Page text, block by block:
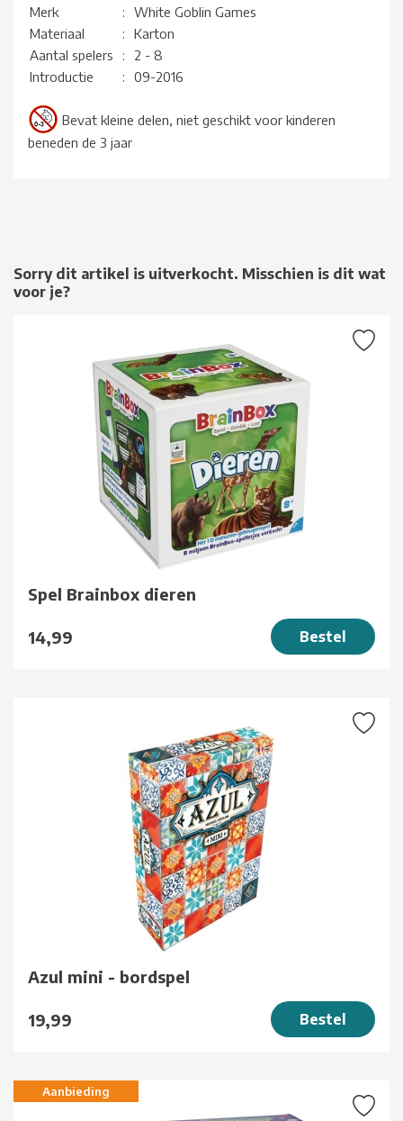
Merk
:
White Goblin Games
Materiaal
:
Karton
Aantal spelers
:
2 - 8
Introductie
: 09-2016
Bevat kleine delen, niet geschikt voor kinderen
beneden de 3 jaar
Sorry dit artikel is uitverkocht. Misschien is dit wat
voor je?
Spel Brainbox dieren
14,99 Bestel
Azul mini - bordspel
19,99 Bestel
Aanbieding